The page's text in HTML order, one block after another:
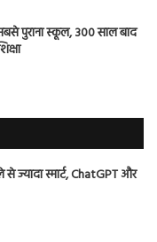
पुराना स्कूल, 300 साल बाद
ज्यादा स्मार्ट, ChatGPT और